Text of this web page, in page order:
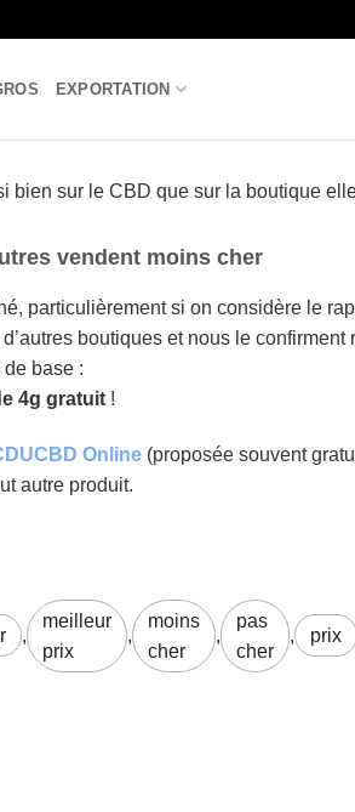
EXPORTATION
bien sur le CBD que sur la boutique
vendent moins cher
particulièrement si on considère le
boutiques et nous le confirment
base :
4g gratuit !
Online (proposée souvent
autre produit.
,
meilleur
prix
,
moins
cher
,
pas
cher
, prix